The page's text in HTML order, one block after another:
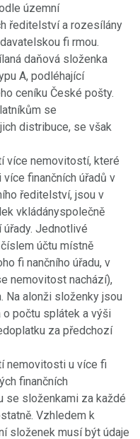
územní
ředitelství a rozesílány
fi rmou.
daňová složenka
A, podléhající
ceníku České pošty.
se
distribuce, se však
více nemovitostí, které
finančních úřadů v
ředitelství, jsou v
vkládányspolečně
Jednotlivé
účtu místně
fi nančního úřadu, v
nemovitost nachází),
Na alonži složenky jsou
počtu splátek a výši
za předchozí
nemovitosti u více fi
finančních
se složenkami za každé
Vzhledem k
složenek musí být údaje